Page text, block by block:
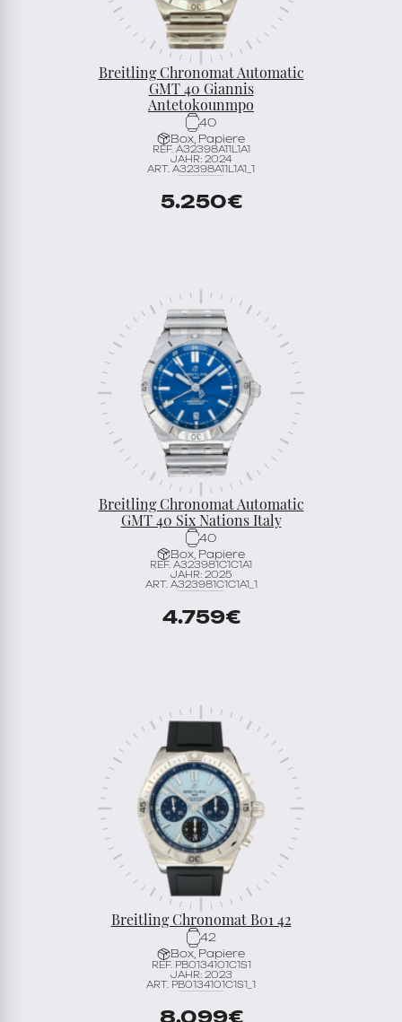
Breitling Chronomat Automatic
GMT 40 Giannis
Antetokounmpo
40
Box, Papiere
REF. A32398A11L1A1
JAHR: 2024
ART. A32398A11L1A1_1
5.250€
Breitling Chronomat Automatic
GMT 40 Six Nations Italy
40
Box, Papiere
REF. A323981C1C1A1
JAHR: 2025
ART. A323981C1C1A1_1
4.759€
Breitling Chronomat B01 42
42
Box, Papiere
REF. PB0134101C1S1
JAHR: 2023
ART. PB0134101C1S1_1
8.099€